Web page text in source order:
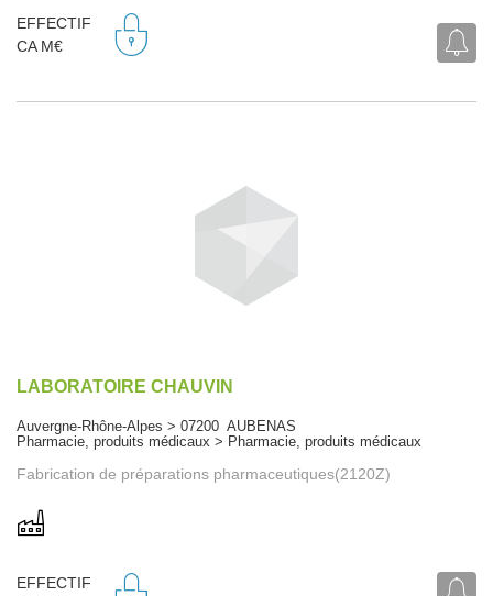
EFFECTIF
CA M€
LABORATOIRE CHAUVIN
Auvergne-Rhône-Alpes > 07200 AUBENAS
Pharmacie, produits médicaux > Pharmacie, produits médicaux
Fabrication de préparations pharmaceutiques(2120Z)
EFFECTIF